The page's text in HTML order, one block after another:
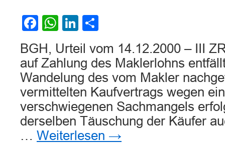
Facebook
WhatsApp
LinkedIn
BGH, Urteil vom 14.12.2000 – III
auf Zahlung des Maklerlohns
Wandelung des vom Makler
vermittelten Kaufvertrags wegen
verschwiegenen Sachmangels
derselben Täuschung der Käufer
… Weiterlesen →